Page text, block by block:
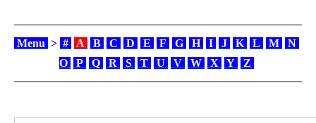
Menu > # A B C D E F G H I J K L M
N
O
P Q R S T U V W X Y Z